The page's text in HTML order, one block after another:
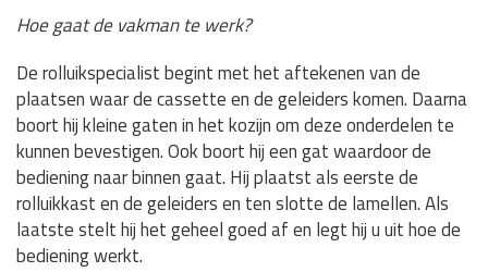
Hoe gaat de vakman te werk?
De rolluikspecialist begint met het aftekenen van de
plaatsen waar de cassette en de geleiders komen. Daarna
boort hij kleine gaten in het kozijn om deze onderdelen te
kunnen bevestigen. Ook boort hij een gat waardoor de
bediening naar binnen gaat. Hij plaatst als eerste de
rolluikkast en de geleiders en ten slotte de lamellen. Als
laatste stelt hij het geheel goed af en legt hij u uit hoe de
bediening werkt.